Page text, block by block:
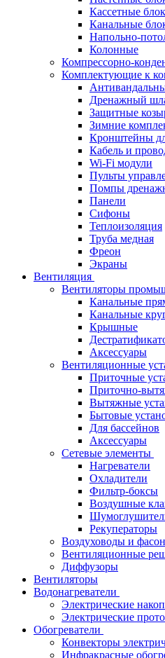
Кассетные
Канальные
Напольно-
Колонные
Компрессорно-
Комплектующие к
Дренажный
Защитные
Зимние
Кронштейны
Кабель и
Wi-Fi модули
Пульты
Помпы
Панели
Сифоны
Теплоизоляция
Труба медная
Фреон
Экраны
Вентиляция
Вентиляторы
Канальные
Канальные
Крышные
Аксессуары
Вентиляционные
Приточные
Приточно-
Вытяжные
Бытовые
Для бассейнов
Аксессуары
Сетевые элементы
Нагреватели
Охладители
Фильтр-боксы
Воздушные
Рекуператоры
Воздуховоды и
Вентиляционные
Диффузоры
Вентиляторы
Водонагреватели
Электрические
Электрические
Обогреватели
Конвекторы
Инфракрасные